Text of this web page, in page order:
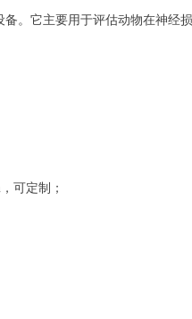
。它主要用于评估动物在神经
可定制；